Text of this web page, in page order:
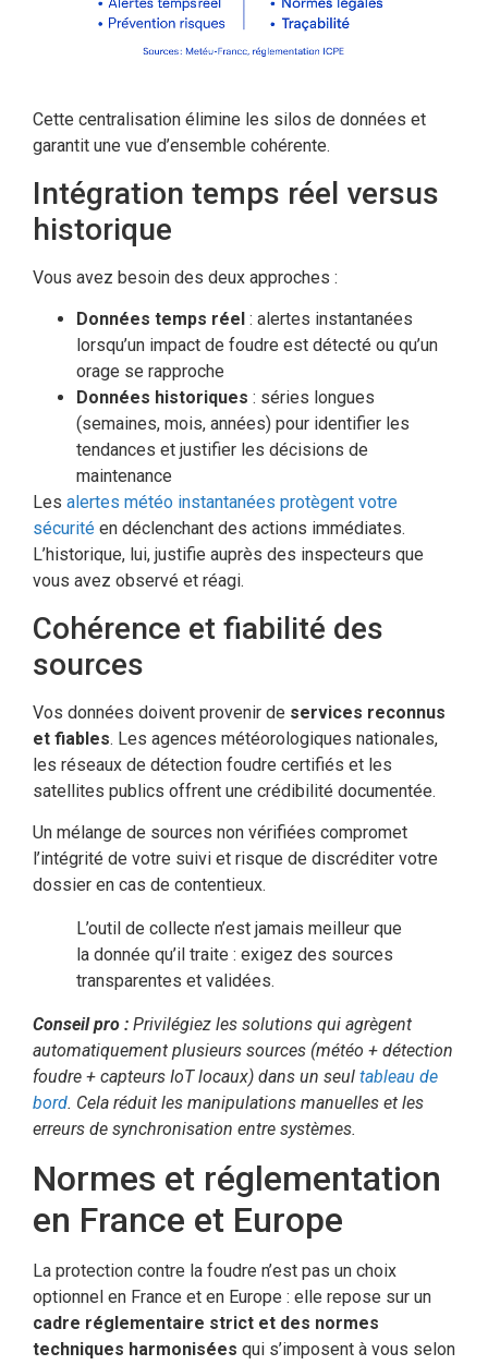
Cette centralisation élimine les silos de données et
garantit une vue d’ensemble cohérente.
Intégration temps réel versus
historique
Vous avez besoin des deux approches :
Données temps réel : alertes instantanées
lorsqu’un impact de foudre est détecté ou qu’un
orage se rapproche
Données historiques : séries longues
(semaines, mois, années) pour identifier les
tendances et justifier les décisions de
maintenance
Les alertes météo instantanées protègent votre
sécurité en déclenchant des actions immédiates.
L’historique, lui, justifie auprès des inspecteurs que
vous avez observé et réagi.
Cohérence et fiabilité des
sources
Vos données doivent provenir de services reconnus
et fiables. Les agences météorologiques nationales,
les réseaux de détection foudre certifiés et les
satellites publics offrent une crédibilité documentée.
Un mélange de sources non vérifiées compromet
l’intégrité de votre suivi et risque de discréditer votre
dossier en cas de contentieux.
L’outil de collecte n’est jamais meilleur que
la donnée qu’il traite : exigez des sources
transparentes et validées.
Conseil pro : Privilégiez les solutions qui agrègent
automatiquement plusieurs sources (météo + détection
foudre + capteurs IoT locaux) dans un seul tableau de
bord. Cela réduit les manipulations manuelles et les
erreurs de synchronisation entre systèmes.
Normes et réglementation
en France et Europe
La protection contre la foudre n’est pas un choix
optionnel en France et en Europe : elle repose sur un
cadre réglementaire strict et des normes
techniques harmonisées qui s’imposent à vous selon